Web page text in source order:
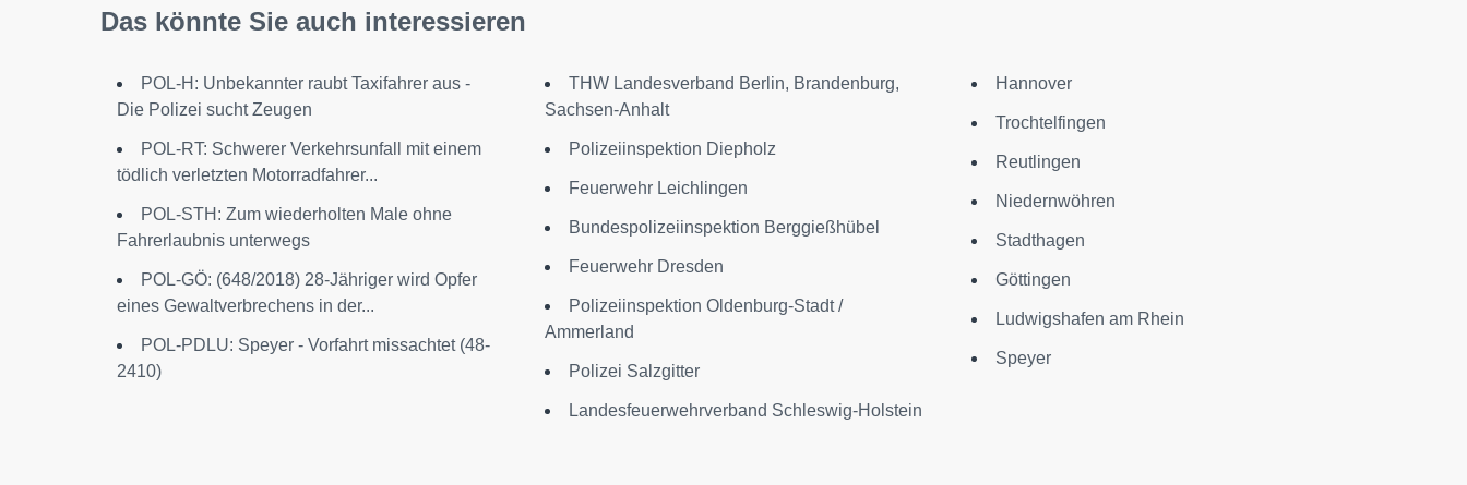
Das könnte Sie auch interessieren
POL-H: Unbekannter raubt Taxifahrer aus -
Die Polizei sucht Zeugen
POL-RT: Schwerer Verkehrsunfall mit einem
tödlich verletzten Motorradfahrer...
POL-STH: Zum wiederholten Male ohne
Fahrerlaubnis unterwegs
POL-GÖ: (648/2018) 28-Jähriger wird Opfer
eines Gewaltverbrechens in der...
POL-PDLU: Speyer - Vorfahrt missachtet (48-
2410)
THW Landesverband Berlin, Brandenburg,
Sachsen-Anhalt
Polizeiinspektion Diepholz
Feuerwehr Leichlingen
Bundespolizeiinspektion Berggießhübel
Feuerwehr Dresden
Polizeiinspektion Oldenburg-Stadt /
Ammerland
Polizei Salzgitter
Landesfeuerwehrverband Schleswig-Holstein
Hannover
Trochtelfingen
Reutlingen
Niedernwöhren
Stadthagen
Göttingen
Ludwigshafen am Rhein
Speyer